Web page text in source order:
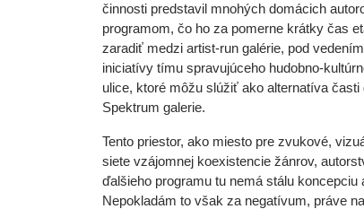
činnosti predstavil mnohých domácich
programom, čo ho za pomerne krátky čas
zaradiť medzi artist-run galérie, pod
iniciatívy tímu spravujúceho hudobno-
ulice, ktoré môžu slúžiť ako alternatíva
Spektrum galerie.
Tento priestor, ako miesto pre zvukové,
siete vzájomnej koexistencie žánrov,
ďalšieho programu tu nemá stálu
Nepokladám to však za negatívum, práve